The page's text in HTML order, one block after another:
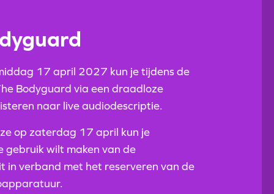
17 april 2027 kun je tijdens de
Bodyguard via een draadloze
naar live audiodescriptie.
op zaterdag 17 april kun je
gebruik wilt maken van de
in verband met het reserveren van de